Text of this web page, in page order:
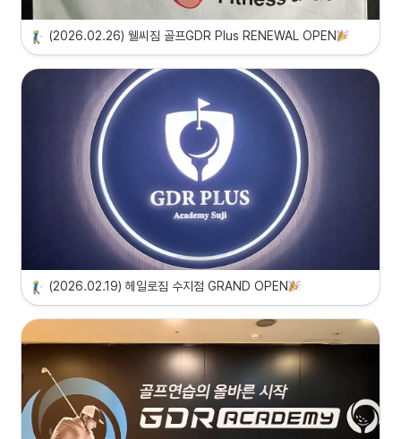
(2026.02.26) 웰씨짐 골프GDR Plus RENEWAL OPEN
(2026.02.19) 헤일로짐 수지점 GRAND OPEN